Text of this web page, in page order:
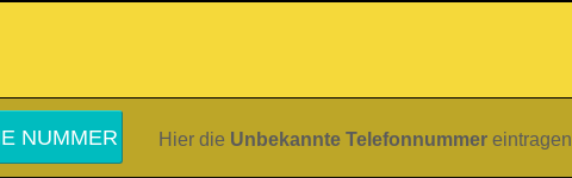
Hier die Unbekannte Telefonnummer eintragen